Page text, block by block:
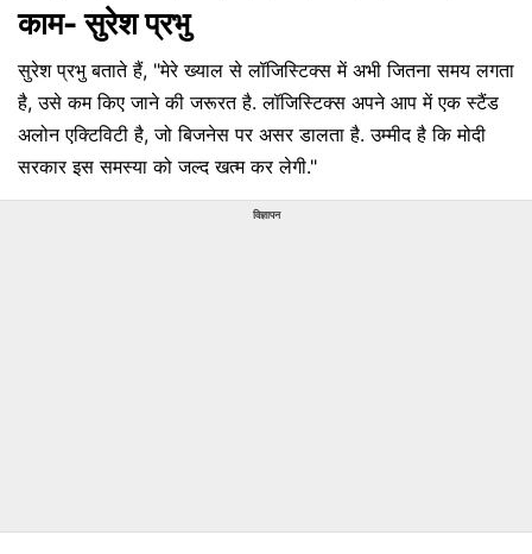
काम- सुरेश प्रभु
सुरेश प्रभु बताते हैं, "मेरे ख्याल से लॉजिस्टिक्स में अभी जितना समय लगता
है, उसे कम किए जाने की जरूरत है. लॉजिस्टिक्स अपने आप में एक स्टैंड
अलोन एक्टिविटी है, जो बिजनेस पर असर डालता है. उम्मीद है कि मोदी
सरकार इस समस्या को जल्द खत्म कर लेगी."
विज्ञापन